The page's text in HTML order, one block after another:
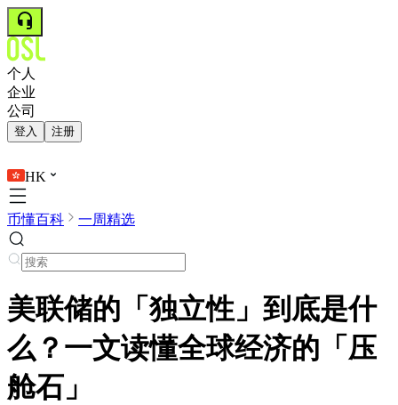
个人
企业
公司
登入 注册
HK
币懂百科 一周精选
美联储的「独立性」到底是什
么？一文读懂全球经济的「压
舱石」